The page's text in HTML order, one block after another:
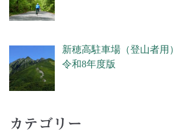
新穂高駐車場（登山者用
令和8年度版
カテゴリー